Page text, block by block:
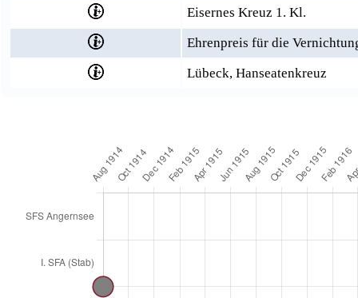
Eisernes Kreuz 1. Kl.
Ehrenpreis für die
Lübeck, Hanseatenkreuz